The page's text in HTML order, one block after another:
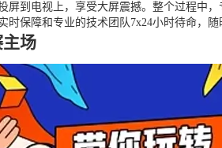
屏到电视上，享受大屏震撼。整个过程中
保障和专业的技术团队7x24小时待命，随
场